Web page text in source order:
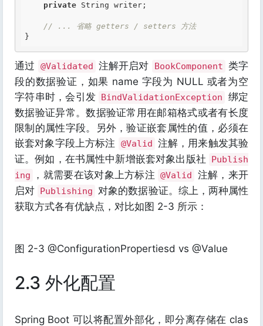
private String writer;
// ... 省略 getters / setters 方法
通过 @Validated 注解开启对 BookComponent 类字
段的数据验证，如果 name 字段为 NULL 或者为空
字符串时，会引发 BindValidationException
绑定
数据验证异常。数据验证常用在邮箱格式或者有长度
限制的属性字段。另外，验证嵌套属性的值，必须在
嵌套对象字段上方标注
@Valid 注解，用来触发其验
证。例如，在书属性中新增嵌套对象出版社
Publish
ing
，就需要在该对象上方标注 @Valid
注解，来开
启对 Publishing 对象的数据验证。综上，两种属性
获取方式各有优缺点，对比如图 2-3 所示：
图 2-3 @ConfigurationPropertiesd vs @Value
2.3 外化配置
Spring Boot 可以将配置外部化，即分离存储在 clas